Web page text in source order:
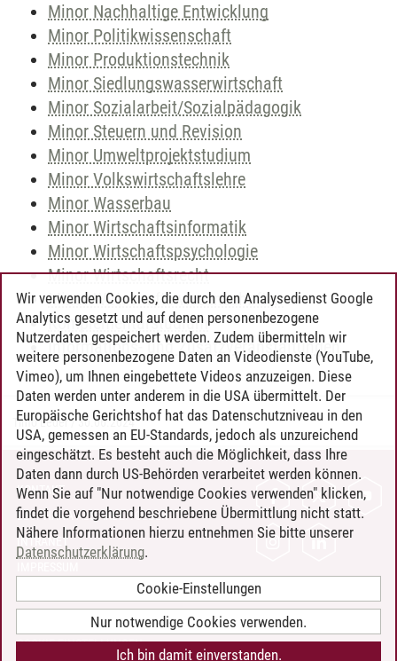
Minor Nachhaltige Entwicklung
Minor Politikwissenschaft
Minor Produktionstechnik
Minor Siedlungswasserwirtschaft
Minor Sozialarbeit/Sozialpädagogik
Minor Steuern und Revision
Minor Umweltprojektstudium
Minor Volkswirtschaftslehre
Minor Wasserbau
Minor Wirtschaftsinformatik
Minor Wirtschaftspsychologie
Minor Wirtschaftsrecht
Minor Wirtschaftswissenschaften
Komplementärstudium
Informations- und Zusatzveranstaltungen
Timo Leder/30.06.2024
KONTAKT
LEUPHANA ALS ARBEITGEBER
INTRANET
BARRIEREFREIHEIT
COOKIE-EINSTELLUNGEN
Wir verwenden Cookies, die durch den Analysedienst Google
Analytics gesetzt und auf denen personenbezogene
Nutzerdaten gespeichert werden. Zudem übermitteln wir
weitere personenbezogene Daten an Videodienste (YouTube,
Vimeo), um Ihnen eingebettete Videos anzuzeigen. Diese
Daten werden unter anderem in die USA übermittelt. Der
Europäische Gerichtshof hat das Datenschutzniveau in den
USA, gemessen an EU-Standards, jedoch als unzureichend
eingeschätzt. Es besteht auch die Möglichkeit, dass Ihre
Daten dann durch US-Behörden verarbeitet werden können.
Wenn Sie auf "Nur notwendige Cookies verwenden" klicken,
findet die vorgehend beschriebene Übermittlung nicht statt.
Nähere Informationen hierzu entnehmen Sie bitte unserer
Datenschutzerklärung.
Cookie-Einstellungen
Nur notwendige Cookies verwenden.
Ich bin damit einverstanden.